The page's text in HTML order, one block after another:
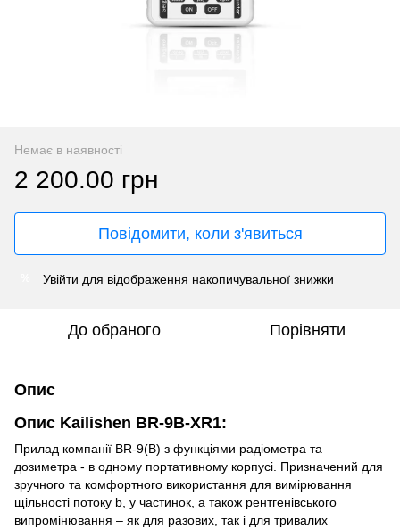
Немає в наявності
2 200.00 грн
Повідомити, коли з'явиться
Увійти для відображення накопичувальної знижки
До обраного Порівняти
Опис
Опис Kailishen BR-9B-XR1:
Прилад компанії BR-9(B) з функціями радіометра та
дозиметра - в одному портативному корпусі. Призначений для
зручного та комфортного використання для вимірювання
щільності потоку b, y частинок, а також рентгенівського
випромінювання – як для разових, так і для тривалих